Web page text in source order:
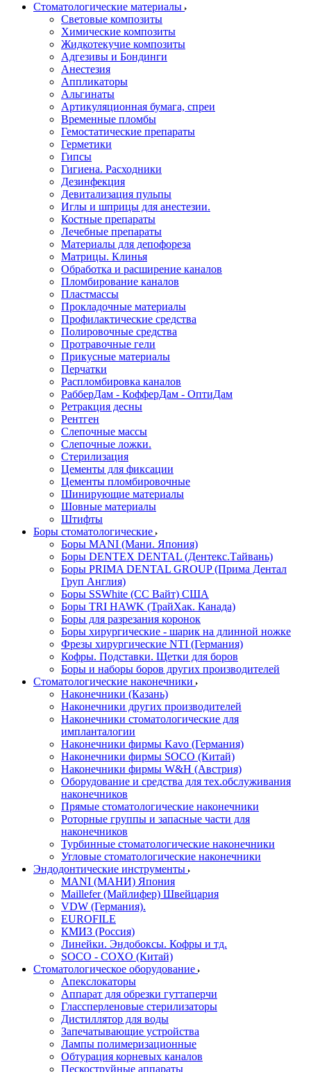
Стоматологические материалы
Световые композиты
Химические композиты
Жидкотекучие композиты
Адгезивы и Бондинги
Анестезия
Аппликаторы
Альгинаты
Артикуляционная бумага, спреи
Временные пломбы
Гемостатические препараты
Герметики
Гипсы
Гигиена. Расходники
Дезинфекция
Девитализация пульпы
Иглы и шприцы для анестезии.
Костные препараты
Лечебные препараты
Материалы для депофореза
Матрицы. Клинья
Обработка и расширение каналов
Пломбирование каналов
Пластмассы
Прокладочные материалы
Профилактические средства
Полировочные средства
Протравочные гели
Прикусные материалы
Перчатки
Распломбировка каналов
РабберДам - КофферДам - ОптиДам
Ретракция десны
Рентген
Слепочные массы
Слепочные ложки.
Стерилизация
Цементы для фиксации
Цементы пломбировочные
Шинирующие материалы
Шовные материалы
Штифты
Боры стоматологические
Боры MANI (Мани. Япония)
Боры DENTEX DENTAL (Дентекс.Тайвань)
Боры PRIMA DENTAL GROUP (Прима Дентал
Груп Англия)
Боры SSWhite (СС Вайт) США
Боры TRI HAWK (ТрайХак. Канада)
Боры для разрезания коронок
Боры хирургические - шарик на длинной ножке
Фрезы хирургические NTI (Германия)
Кофры. Подставки. Щетки для боров
Боры и наборы боров других производителей
Стоматологические наконечники
Наконечники (Казань)
Наконечники других производителей
Наконечники стоматологические для
импланталогии
Наконечники фирмы Kavo (Германия)
Наконечники фирмы SOCO (Китай)
Наконечники фирмы W&H (Австрия)
Оборудование и средства для тех.обслуживания
наконечников
Прямые стоматологические наконечники
Роторные группы и запасные части для
наконечников
Турбинные стоматологические наконечники
Угловые стоматологические наконечники
Эндодонтические инструменты
MANI (МАНИ) Япония
Maillefer (Майлифер) Швейцария
VDW (Германия).
EUROFILE
КМИЗ (Россия)
Линейки. Эндобоксы. Кофры и тд.
SOCO - COXO (Китай)
Стоматологическое оборудование
Апекслокаторы
Аппарат для обрезки гуттаперчи
Глассперленовые стерилизаторы
Дистиллятор для воды
Запечатывающие устройства
Лампы полимеризационные
Обтурация корневых каналов
Пескоструйные аппараты